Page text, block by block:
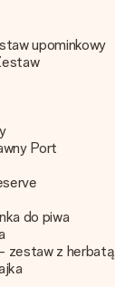
upominkowy
Port
do piwa
zestaw z herbatą